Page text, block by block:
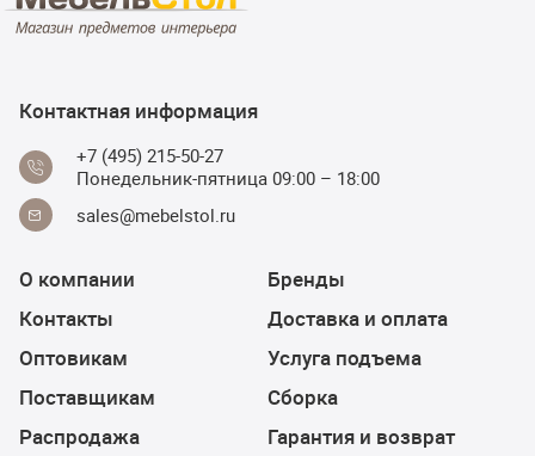
Контактная информация
+7 (495) 215-50-27
Понедельник-пятница 09:00 – 18:00
sales@mebelstol.ru
О компании
Контакты
Оптовикам
Поставщикам
Распродажа
Бренды
Доставка и оплата
Услуга подъема
Сборка
Гарантия и возврат